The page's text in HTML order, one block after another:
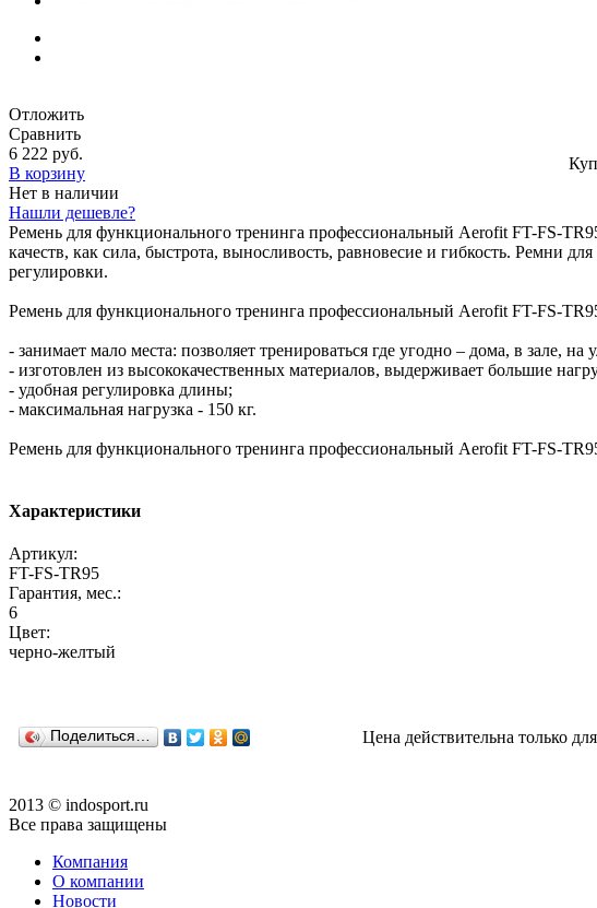
Отложить
Сравнить
6 222 руб.
В корзину
Нет в наличии
Нашли дешевле?
Ремень для функционального тренинга профессиональный Aerofit FT-FS-
качеств, как сила, быстрота, выносливость, равновесие и гибкость. Ремни
регулировки.
Ремень для функционального тренинга профессиональный Aerofit FT-FS-
- занимает мало места: позволяет тренироваться где угодно – дома, в зале,
- изготовлен из высококачественных материалов, выдерживает большие
- удобная регулировка длины;
- максимальная нагрузка - 150 кг.
Ремень для функционального тренинга профессиональный Aerofit FT-FS-
Характеристики
Артикул:
FT-FS-TR95
Гарантия, мес.:
6
Цвет:
черно-желтый
Поделиться… Цена действительна только
2013 © indosport.ru
Все права защищены
Компания
О компании
Новости